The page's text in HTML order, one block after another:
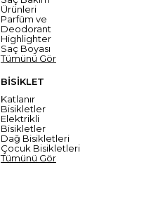
Ürünleri
Parfüm ve
Deodorant
Highlighter
Saç Boyası
Tümünü Gör
BİSİKLET
Katlanır
Bisikletler
Elektrikli
Bisikletler
Dağ Bisikletleri
Çocuk Bisikletleri
Tümünü Gör